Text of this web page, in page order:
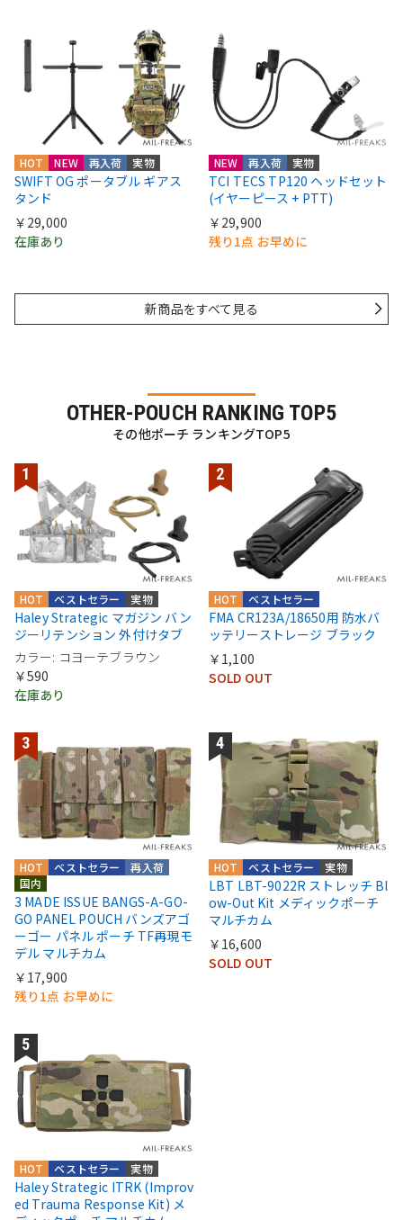
HOT NEW 再入荷 実物
SWIFT OG ポータブル ギアス
タンド
￥29,000
在庫あり
NEW 再入荷 実物
TCI TECS TP120 ヘッドセット
(イヤーピース + PTT)
￥29,900
残り1点 お早めに
新商品をすべて見る
OTHER-POUCH RANKING TOP5
その他ポーチ ランキングTOP5
実物
ベストセラー
HOT
Haley Strategic マガジン バン
ジーリテンション 外付けタブ
カラー: コヨーテブラウン
￥590
在庫あり
ベストセラー
HOT
FMA CR123A/18650用 防水バ
ッテリーストレージ ブラック
￥1,100
SOLD OUT
国内
再入荷
ベストセラー
HOT
3 MADE ISSUE BANGS-A-GO-
GO PANEL POUCH バンズアゴ
ーゴー パネル ポーチ TF再現モ
デル マルチカム
￥17,900
残り1点 お早めに
実物
ベストセラー
HOT
LBT LBT-9022R ストレッチ Bl
ow-Out Kit メディックポーチ
マルチカム
￥16,600
SOLD OUT
実物
ベストセラー
HOT
Haley Strategic ITRK (Improv
ed Trauma Response Kit) メ